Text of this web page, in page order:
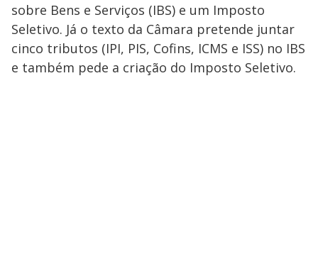
sobre Bens e Serviços (IBS) e um Imposto
Seletivo. Já o texto da Câmara pretende juntar
cinco tributos (IPI, PIS, Cofins, ICMS e ISS) no IBS
e também pede a criação do Imposto Seletivo.